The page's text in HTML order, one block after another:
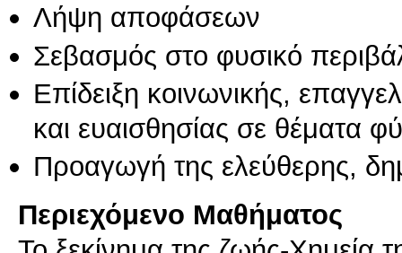
Λήψη αποφάσεων
Σεβασμός στο φυσικό
Επίδειξη κοινωνικής,
και ευαισθησίας σε θέματα
Προαγωγή της ελεύθερης,
Περιεχόμενο Μαθήματος